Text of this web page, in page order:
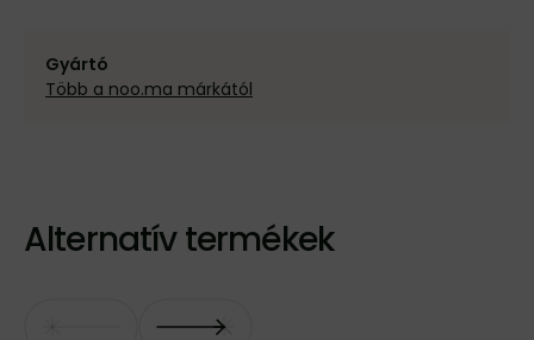
Gyártó
Több a noo.ma márkától
Alternatív termékek